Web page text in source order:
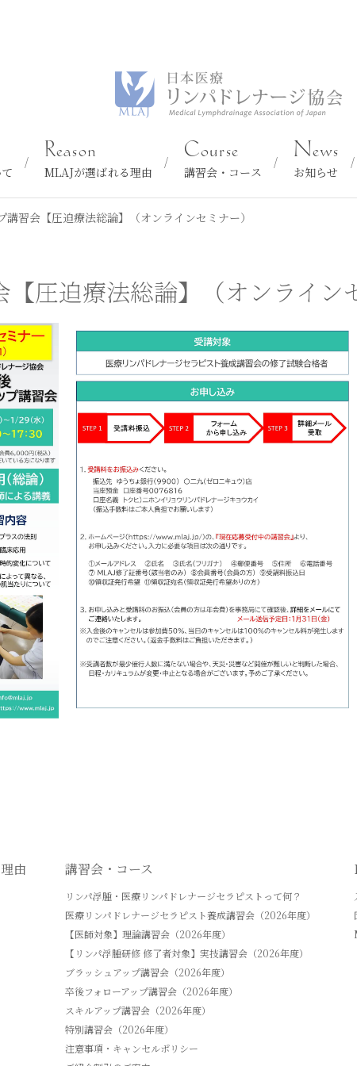
MLAJが選ばれる理由
Reason
講習会・コース
Course
お知らせ
News
講習会【圧迫療法総論】（オンラインセミナー）
圧迫療法総論】（オンライン
由 講習会・コース
リンパ浮腫・医療リンパドレナージセラピストって何？
医療リンパドレナージセラピスト養成講習会（2026年度）
【医師対象】理論講習会（2026年度）
【リンパ浮腫研修 修了者対象】実技講習会（2026年度）
ブラッシュアップ講習会（2026年度）
卒後フォローアップ講習会（2026年度）
スキルアップ講習会（2026年度）
特別講習会（2026年度）
注意事項・キャンセルポリシー